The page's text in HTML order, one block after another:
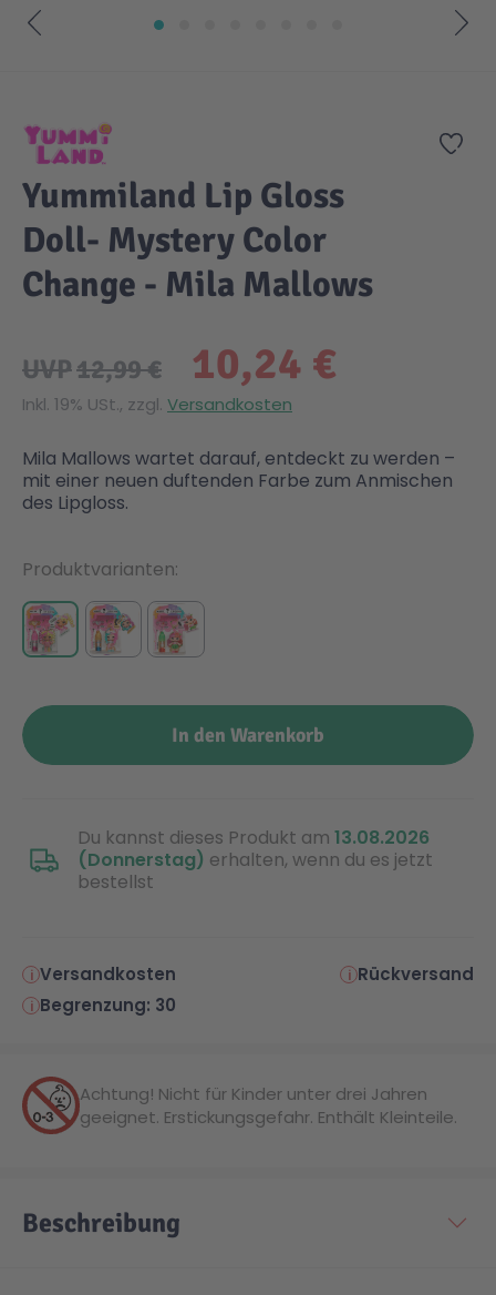
Sicherheit
Krimi / Thriller
Liebesromane
Sachbücher / Wissen
Kuscheltiere
Puppen & Puppenzubehör
Puzzle & Legespiele
Elektronische Spielwaren
Kreativ
DC Comics™ Super Heroes
Disney
DUPLO®
Jurassic World™
Harry Potter™
Minecraft™
NINJAGO®
Speed Champions
Super Mario
Aktion
Country
Fairies
Family Fun
Fun Stars
Heroes
NOVELMORE
VW
Wiltopia
Cars
Zur
Yummiland Lip Gloss
Doll- Mystery Color
Change - Mila Mallows
10,24 €
UVP12,99 €
Inkl. 19% USt., zzgl. Versandkosten
Mila Mallows wartet darauf, entdeckt zu werden –
mit einer neuen duftenden Farbe zum Anmischen
des Lipgloss.
In den Warenkorb
Du kannst dieses Produkt am 13.08.2026
(Donnerstag) erhalten, wenn du es jetzt
bestellst
Produktvarianten
Versandkosten
Rückversand
Begrenzung: 30
Achtung! Nicht für Kinder unter drei Jahren
geeignet. Erstickungsgefahr. Enthält Kleinteile.
Beschreibung